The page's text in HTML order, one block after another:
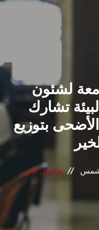
القطاعـات
الشئون الأكاديمية
البحث العلمي
الرعاية الصحية
المراكز والوحدات
الأنظمة الذكية
الإعلام
لشئون
تشارك
بتوزيع
شمس تفاصيل الخبر